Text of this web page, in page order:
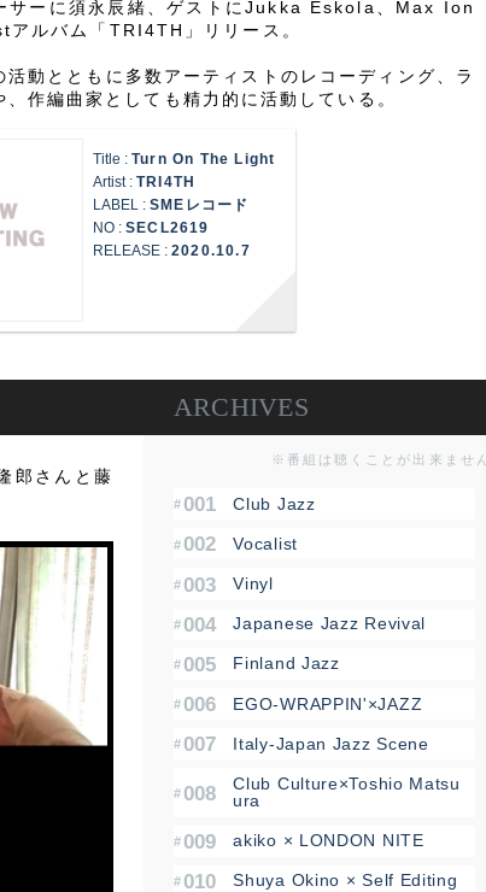
サーに須永辰緒、ゲストにJukka Eskola、Max Ion
ルバム「TRI4TH」リリース。
活動とともに多数アーティストのレコーディング、ラ
、作編曲家としても精力的に活動している。
Title : Turn On The Light
Artist : TRI4TH
LABEL : SMEレコード
NO : SECL2619
RELEASE : 2020.10.7
郎さんと藤
ARCHIVES
※番組は聴くことが出来ません
01 - Club Jazz
02 - Vocalist
03 - Vinyl
04 - Japanese Jazz Revival
05 - Finland Jazz
06 - EGO-WRAPPIN'×JAZZ
07 - Italy-Japan Jazz Scene
08 - Club Culture×Toshio Matsu
ura
09 - akiko × LONDON NITE
10 - Shuya Okino × Self Editing